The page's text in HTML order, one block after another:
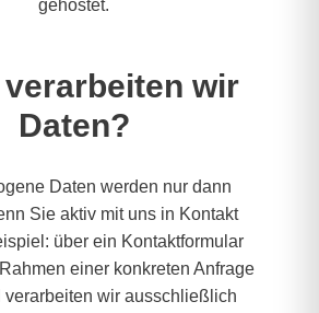
gehostet.
verarbeiten wir
Daten?
Daten werden nur dann
Sie aktiv mit uns in Kontakt
über ein Kontaktformular
einer konkreten Anfrage
verarbeiten wir ausschließlich